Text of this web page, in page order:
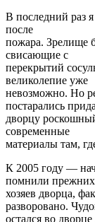
В последний раз
после
пожара. Зрелище
свисающие с
перекрытий
великолепие уже
невозможно. Но
постарались
дворцу
современные
материалы там,
К 2005 году —
помнили прежних
хозяев дворца,
разворовано.
остался во